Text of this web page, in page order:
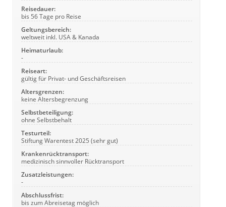
Reisedauer:
bis 56 Tage pro Reise
Geltungsbereich:
weltweit inkl. USA & Kanada
Heimaturlaub:
-
Reiseart:
gültig für Privat- und Geschäftsreisen
Altersgrenzen:
keine Altersbegrenzung
Selbstbeteiligung:
ohne Selbstbehalt
Testurteil:
Stiftung Warentest 2025 (sehr gut)
Krankenrücktransport:
medizinisch sinnvoller Rücktransport
Zusatzleistungen:
-
Abschlussfrist:
bis zum Abreisetag möglich